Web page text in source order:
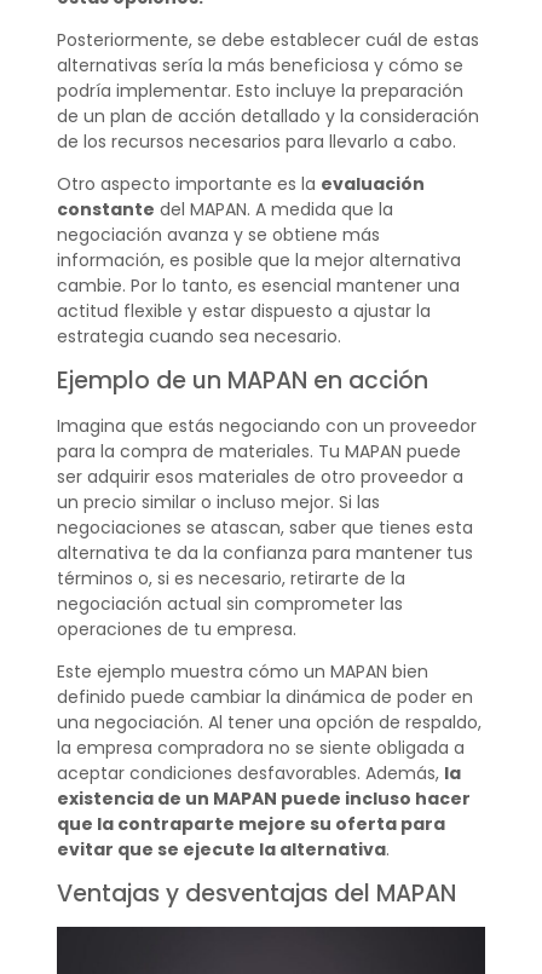
Posteriormente, se debe establecer cuál de estas
alternativas sería la más beneficiosa y cómo se
podría implementar. Esto incluye la preparación
de un plan de acción detallado y la consideración
de los recursos necesarios para llevarlo a cabo.
Otro aspecto importante es la evaluación
constante del MAPAN. A medida que la
negociación avanza y se obtiene más
información, es posible que la mejor alternativa
cambie. Por lo tanto, es esencial mantener una
actitud flexible y estar dispuesto a ajustar la
estrategia cuando sea necesario.
Ejemplo de un MAPAN en acción
Imagina que estás negociando con un proveedor
para la compra de materiales. Tu MAPAN puede
ser adquirir esos materiales de otro proveedor a
un precio similar o incluso mejor. Si las
negociaciones se atascan, saber que tienes esta
alternativa te da la confianza para mantener tus
términos o, si es necesario, retirarte de la
negociación actual sin comprometer las
operaciones de tu empresa.
Este ejemplo muestra cómo un MAPAN bien
definido puede cambiar la dinámica de poder en
una negociación. Al tener una opción de respaldo,
la empresa compradora no se siente obligada a
aceptar condiciones desfavorables. Además, la
existencia de un MAPAN puede incluso hacer
que la contraparte mejore su oferta para
evitar que se ejecute la alternativa.
Ventajas y desventajas del MAPAN